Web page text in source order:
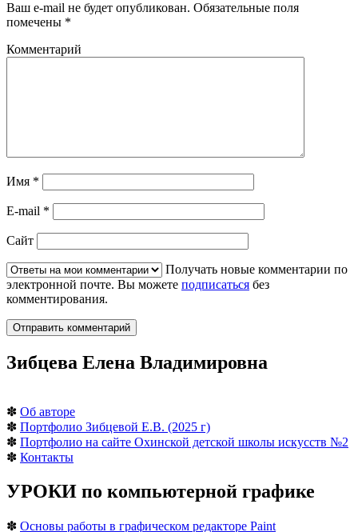
Ваш e-mail не будет опубликован. Обязательные поля
помечены *
Комментарий
Имя *
E-mail *
Сайт
Получать новые комментарии по
электронной почте. Вы можете подписаться без
комментирования.
Зибцева Елена Владимировна
✽ Об авторе
✽ Портфолио Зибцевой Е.В. (2025 г)
✽ Портфолио на сайте Охинской детской школы искусств №2
✽ Контакты
УРОКИ по компьютерной графике
✽ Основы работы в графическом редакторе Paint